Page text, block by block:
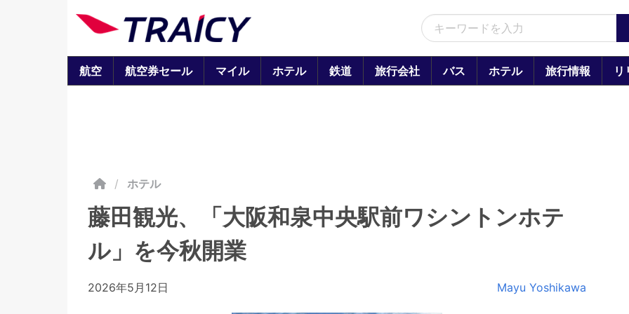
航空 航空券セール マイル ホテル 鉄道 旅行会社 バス ホテル 旅行情報 リ
/ ホテル
藤田観光、「大阪和泉中央駅前ワシントンホテ
ル」を今秋開業
2026年5月12日 Mayu Yoshikawa